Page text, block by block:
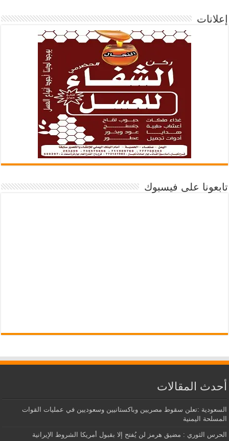
إعلانات
تابعونا على فيسبوك
أحدث المقالات
السعودية :تعلن سقوط مصريين وباكستانيين وسعوديين في عمليات القوات
المسلحة اليمنية
الحرس الثوري : مضيق هرمز لن يُفتح إلا بقبول أمريكا الشروط الإيرانية